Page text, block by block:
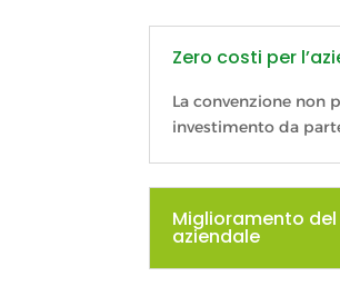
Zero costi per
La convenzione non
investimento da
Miglioramento
aziendale